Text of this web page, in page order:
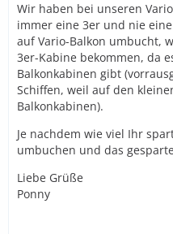
Wir haben bei unseren
immer eine 3er und nie
auf Vario-Balkon umbucht,
3er-Kabine bekommen, da
Balkonkabinen gibt
Schiffen, weil auf den
Balkonkabinen).
Je nachdem wie viel Ihr
umbuchen und das
Liebe Grüße
Ponny